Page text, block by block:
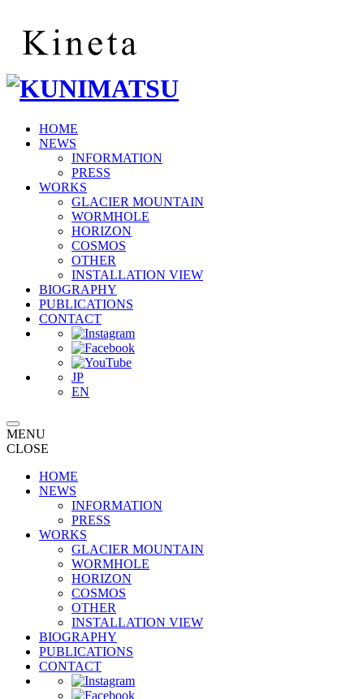
HOME
NEWS
INFORMATION
PRESS
WORKS
GLACIER MOUNTAIN
WORMHOLE
HORIZON
COSMOS
OTHER
INSTALLATION VIEW
BIOGRAPHY
PUBLICATIONS
CONTACT
JP
EN
MENU
CLOSE
HOME
NEWS
INFORMATION
PRESS
WORKS
GLACIER MOUNTAIN
WORMHOLE
HORIZON
COSMOS
OTHER
INSTALLATION VIEW
BIOGRAPHY
PUBLICATIONS
CONTACT